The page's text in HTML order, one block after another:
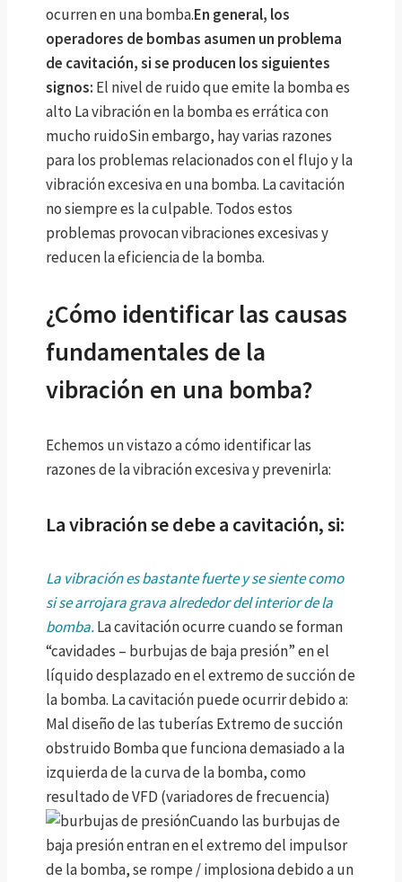
ocurren en una bomba.En general, los
operadores de bombas asumen un problema
de cavitación, si se producen los siguientes
signos: El nivel de ruido que emite la bomba es
alto La vibración en la bomba es errática con
mucho ruidoSin embargo, hay varias razones
para los problemas relacionados con el flujo y la
vibración excesiva en una bomba. La cavitación
no siempre es la culpable. Todos estos
problemas provocan vibraciones excesivas y
reducen la eficiencia de la bomba.
¿Cómo identificar las causas
fundamentales de la
vibración en una bomba?
Echemos un vistazo a cómo identificar las
razones de la vibración excesiva y prevenirla:
La vibración se debe a cavitación, si:
La vibración es bastante fuerte y se siente como
si se arrojara grava alrededor del interior de la
bomba.La cavitación ocurre cuando se forman
“cavidades – burbujas de baja presión” en el
líquido desplazado en el extremo de succión de
la bomba. La cavitación puede ocurrir debido a:
Mal diseño de las tuberías Extremo de succión
obstruido Bomba que funciona demasiado a la
izquierda de la curva de la bomba, como
resultado de VFD (variadores de frecuencia)
Cuando las burbujas de
baja presión entran en el extremo del impulsor
de la bomba, se rompe / implosiona debido a un